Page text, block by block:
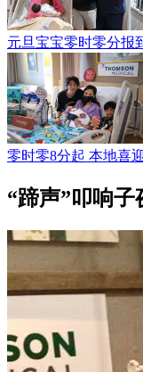
元旦宝宝零时零分报
零时零8分起 本地喜
“蹄声”叩响子